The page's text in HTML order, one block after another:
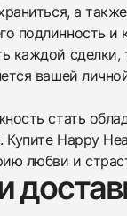
а
подлинность и
каждой
вашей
стать
Купите Happy
любви и